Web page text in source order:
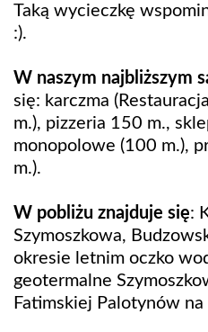
Taką wycieczkę
:).
W naszym najbliższym
się: karczma
m.), pizzeria 150 m.,
monopolowe (100 m.),
m.).
W pobliżu znajduje się:
Szymoszkowa,
okresie letnim oczko
geotermalne
Fatimskiej Palotynów